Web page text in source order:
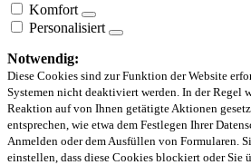
Komfort
Personalisiert
Notwendig:
Diese Cookies sind zur Funktion der Website
Systemen nicht deaktiviert werden. In der Regel
Reaktion auf von Ihnen getätigte Aktionen
entsprechen, wie etwa dem Festlegen Ihrer
Anmelden oder dem Ausfüllen von Formularen.
einstellen, dass diese Cookies blockiert oder Sie